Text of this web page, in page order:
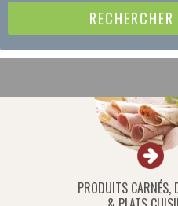
PRODUITS CARNÉS,